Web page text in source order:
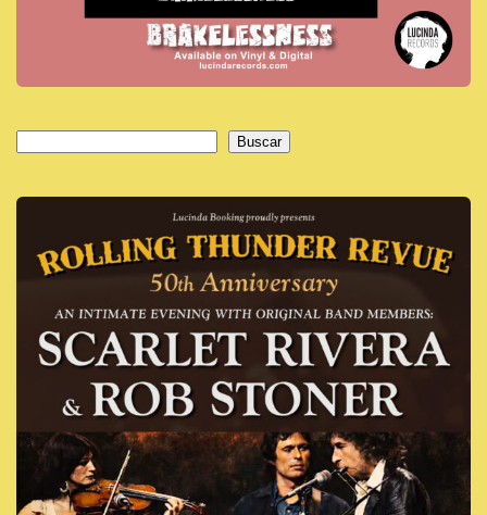
Buscar